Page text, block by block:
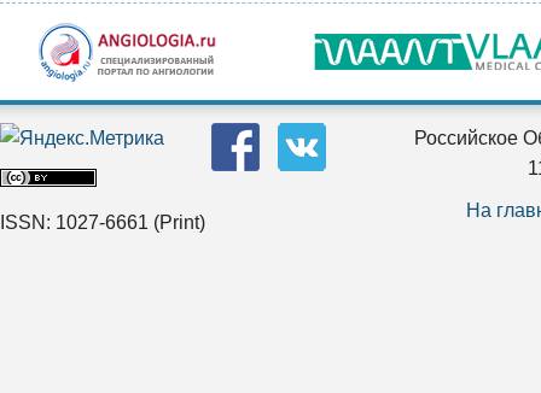
ISSN: 1027-6661 (Print)
Российское
На